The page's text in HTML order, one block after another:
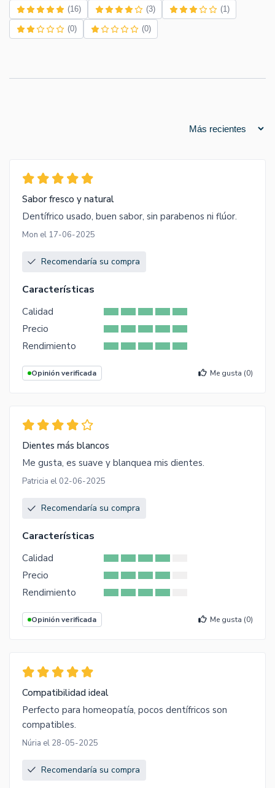
(16) (3) (1)
(0) (0)
Sabor fresco y natural
Dentífrico usado, buen sabor, sin parabenos ni flúor.
Mon el 17-06-2025
Recomendaría su compra
Características
Calidad
Precio
Rendimiento
Opinión verificada Me gusta (0)
Dientes más blancos
Me gusta, es suave y blanquea mis dientes.
Patricia el 02-06-2025
Recomendaría su compra
Características
Calidad
Precio
Rendimiento
Opinión verificada Me gusta (0)
Compatibilidad ideal
Perfecto para homeopatía, pocos dentífricos son
compatibles.
Núria el 28-05-2025
Recomendaría su compra